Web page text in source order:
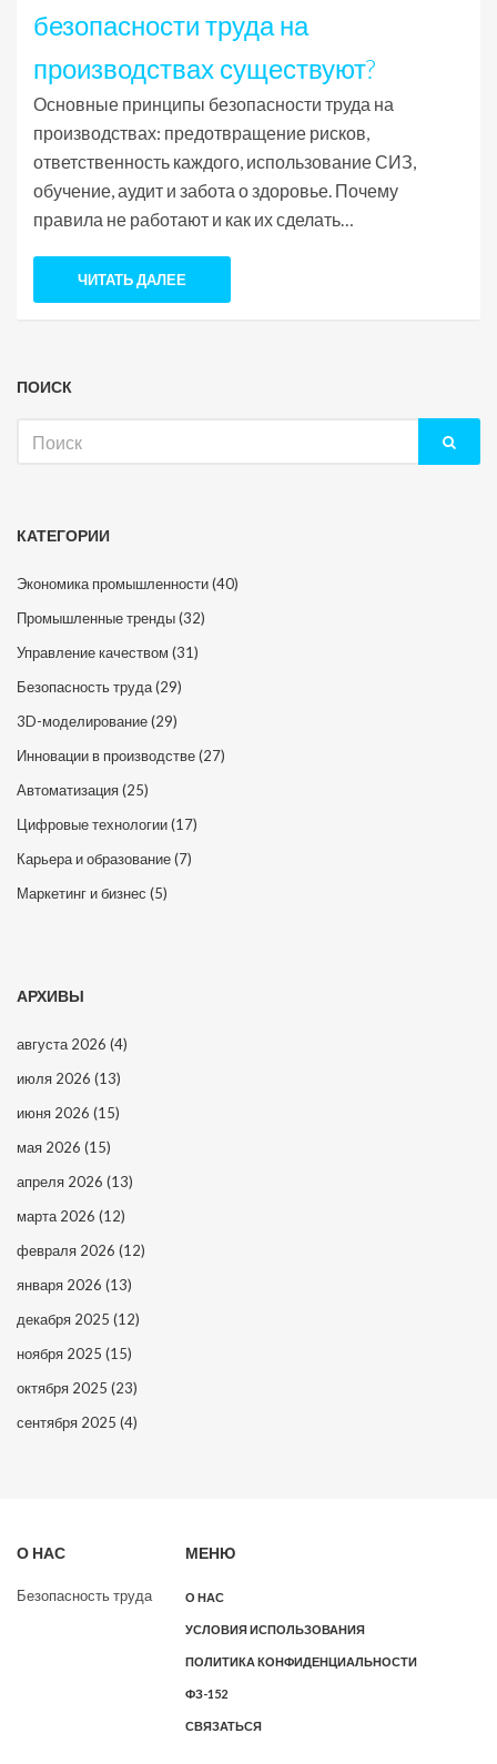
безопасности труда на
производствах существуют?
Основные принципы безопасности труда на
производствах: предотвращение рисков,
ответственность каждого, использование СИЗ,
обучение, аудит и забота о здоровье. Почему
правила не работают и как их сделать
ЧИТАТЬ ДАЛЕЕ
ПОИСК
КАТЕГОРИИ
Экономика промышленности(40)
Промышленные тренды(32)
Управление качеством (31)
Безопасность труда(29)
3D-моделирование(29)
Инновации в производстве(27)
Автоматизация(25)
Цифровые технологии(17)
Карьера и образование(7)
Маркетинг и бизнес (5)
АРХИВЫ
августа 2026 (4)
июля 2026 (13)
июня 2026 (15)
мая 2026 (15)
апреля 2026 (13)
марта 2026 (12)
февраля 2026 (12)
января 2026 (13)
декабря 2025 (12)
ноября 2025 (15)
октября 2025 (23)
сентября 2025 (4)
О НАС
Безопасность труда
МЕНЮ
О НАС
УСЛОВИЯ ИСПОЛЬЗОВАНИЯ
ПОЛИТИКА КОНФИДЕНЦИАЛЬНОСТИ
ФЗ-152
СВЯЗАТЬСЯ